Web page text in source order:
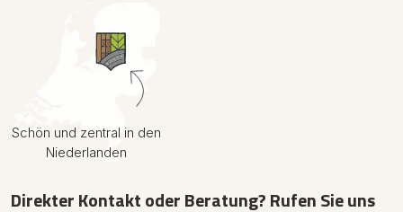
Schön und zentral in den
Niederlanden
Direkter Kontakt oder Beratung? Rufen Sie uns